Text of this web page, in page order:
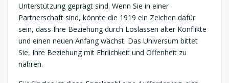
Unterstützung geprägt sind. Wenn Sie in einer
Partnerschaft sind, könnte die 1919 ein Zeichen dafür
sein, dass Ihre Beziehung durch Loslassen alter Konflikte
und einen neuen Anfang wächst. Das Universum bittet
Sie, Ihre Beziehung mit Ehrlichkeit und Offenheit zu
nähren.